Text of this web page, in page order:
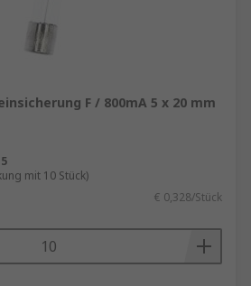
F / 800mA 5 x 20 mm
mit 10 Stück)
€ 0,328/Stück